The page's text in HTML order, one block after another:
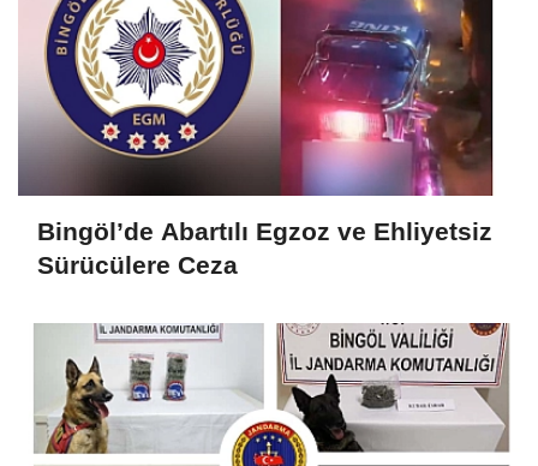
Bingöl’de Abartılı Egzoz ve Ehliyetsiz
Sürücülere Ceza